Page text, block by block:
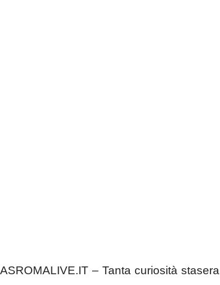
– Tanta curiosità stasera